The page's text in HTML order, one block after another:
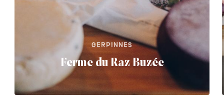
GERPINNES
Ferme du Raz Buzée